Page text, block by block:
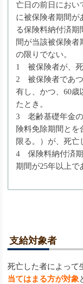
亡日の前日におい
に被保険者期間が
る保険料納付済期
間が当該被保険者
の限りでない。
1 被保険者が、死
2 被保険者であつ
有し、かつ、60歳
たとき。
3 老齢基礎年金の
険料免除期間とを
限る。）が、死亡
4 保険料納付済期
期間が25年以上で
支給対象者
死亡した者によって
当てはまる方が対象